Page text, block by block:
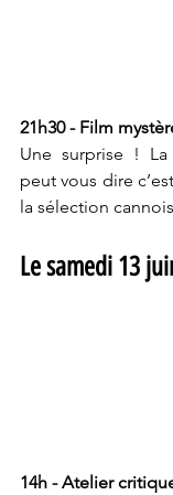
21h30 - Film
Une surprise ! La
peut vous dire
la sélection
Le samedi 13
14h - Atelier